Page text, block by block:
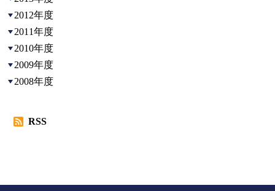
2012年度
2011年度
2010年度
2009年度
2008年度
RSS